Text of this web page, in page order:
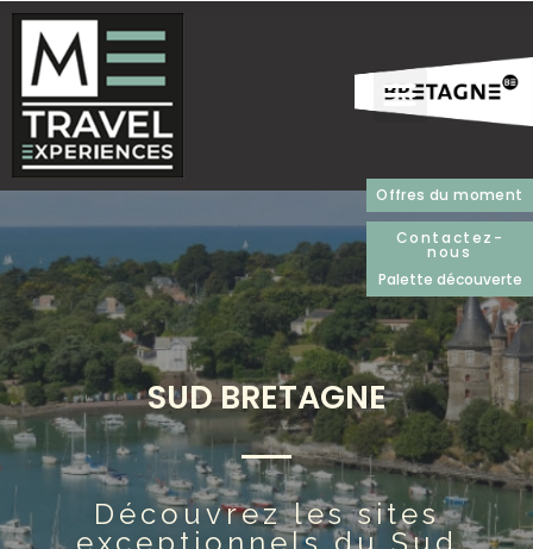
Offres du moment
Contactez-
nous
Palette découverte
SUD BRETAGNE
Découvrez les sites